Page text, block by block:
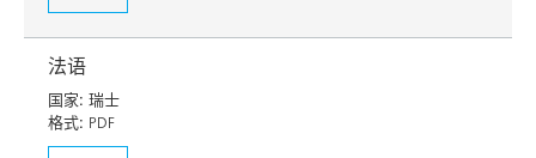
法语
国家: 瑞士
格式: PDF